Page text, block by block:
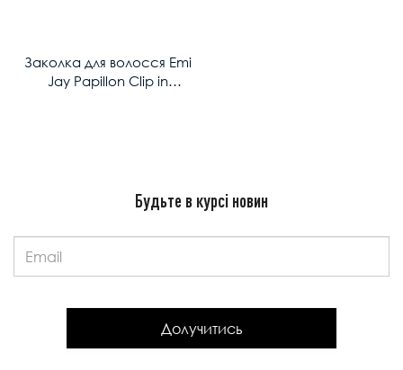
Заколка для волосся Emi
Jay Papillon Clip in
Будьте в курсі новин
Долучитись